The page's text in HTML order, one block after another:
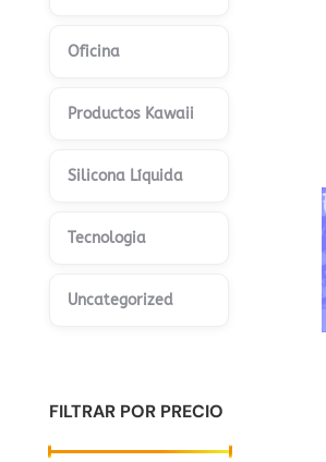
Oficina
Productos Kawaii
Silicona Líquida
Tecnologia
Uncategorized
FILTRAR POR PRECIO